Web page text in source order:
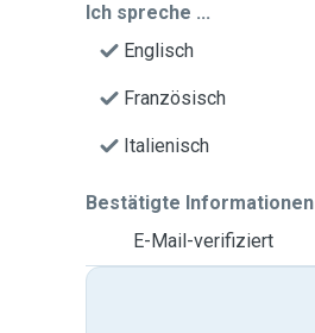
Ich spreche ...
Englisch
Französisch
Italienisch
Bestätigte Informationen
E-Mail-verifiziert